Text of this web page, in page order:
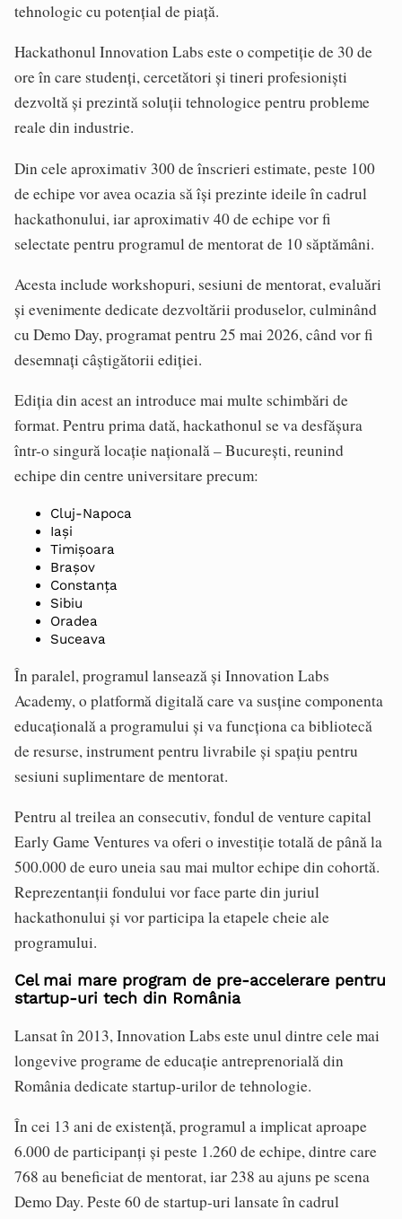
tehnologic cu potențial de piață.
Hackathonul Innovation Labs este o competiție de 30 de
ore în care studenți, cercetători și tineri profesioniști
dezvoltă și prezintă soluții tehnologice pentru probleme
reale din industrie.
Din cele aproximativ 300 de înscrieri estimate, peste 100
de echipe vor avea ocazia să își prezinte ideile în cadrul
hackathonului, iar aproximativ 40 de echipe vor fi
selectate pentru programul de mentorat de 10 săptămâni.
Acesta include workshopuri, sesiuni de mentorat, evaluări
și evenimente dedicate dezvoltării produselor, culminând
cu Demo Day, programat pentru 25 mai 2026, când vor fi
desemnați câștigătorii ediției.
Ediția din acest an introduce mai multe schimbări de
format. Pentru prima dată, hackathonul se va desfășura
într-o singură locație națională – București, reunind
echipe din centre universitare precum:
Cluj-Napoca
Iași
Timișoara
Brașov
Constanța
Sibiu
Oradea
Suceava
În paralel, programul lansează și Innovation Labs
Academy, o platformă digitală care va susține componenta
educațională a programului și va funcționa ca bibliotecă
de resurse, instrument pentru livrabile și spațiu pentru
sesiuni suplimentare de mentorat.
Pentru al treilea an consecutiv, fondul de venture capital
Early Game Ventures va oferi o investiție totală de până la
500.000 de euro uneia sau mai multor echipe din cohortă.
Reprezentanții fondului vor face parte din juriul
hackathonului și vor participa la etapele cheie ale
programului.
Cel mai mare program de pre-accelerare pentru
startup-uri tech din România
Lansat în 2013, Innovation Labs este unul dintre cele mai
longevive programe de educație antreprenorială din
România dedicate startup-urilor de tehnologie.
În cei 13 ani de existență, programul a implicat aproape
6.000 de participanți și peste 1.260 de echipe, dintre care
768 au beneficiat de mentorat, iar 238 au ajuns pe scena
Demo Day. Peste 60 de startup-uri lansate în cadrul